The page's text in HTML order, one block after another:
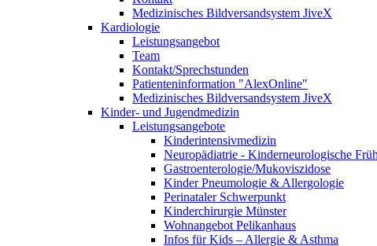
Medizinisches Bildversandsystem JiveX
Kardiologie
Leistungsangebot
Team
Kontakt/Sprechstunden
Patienteninformation "AlexOnline"
Medizinisches Bildversandsystem JiveX
Kinder- und Jugendmedizin
Leistungsangebote
Kinderintensivmedizin
Neuropädiatrie - Kinderneurologische
Gastroenterologie/Mukoviszidose
Kinder Pneumologie & Allergologie
Perinataler Schwerpunkt
Kinderchirurgie Münster
Wohnangebot Pelikanhaus
Infos für Kids – Allergie & Asthma